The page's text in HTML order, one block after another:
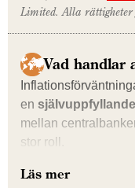
Limited. Alla rättigheter
Vad handlar
en
mellan
stor roll.
Läs mer